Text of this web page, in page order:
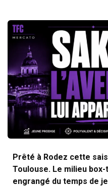
Prêté à Rodez cette
Toulouse. Le milieu
engrangé du temps de